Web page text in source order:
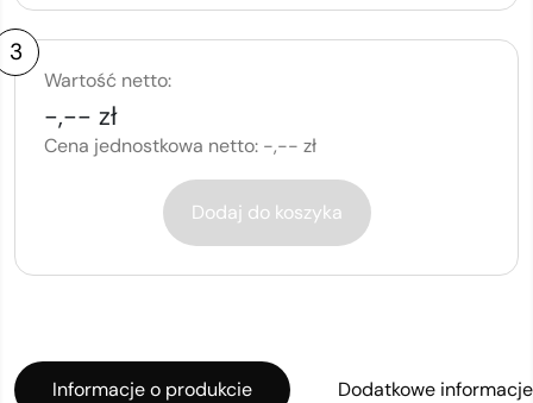
3
Wartość netto:
-,-- zł
Cena jednostkowa netto: -,-- zł
Dodaj do koszyka
Informacje o produkcie Dodatkowe informacje